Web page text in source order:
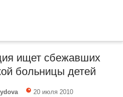
ищет сбежавших
больницы детей
20 июля 2010